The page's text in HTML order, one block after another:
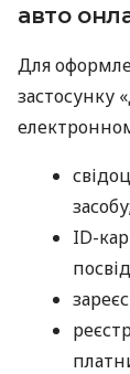
авто
Для
застосунку
засобу;
ID-